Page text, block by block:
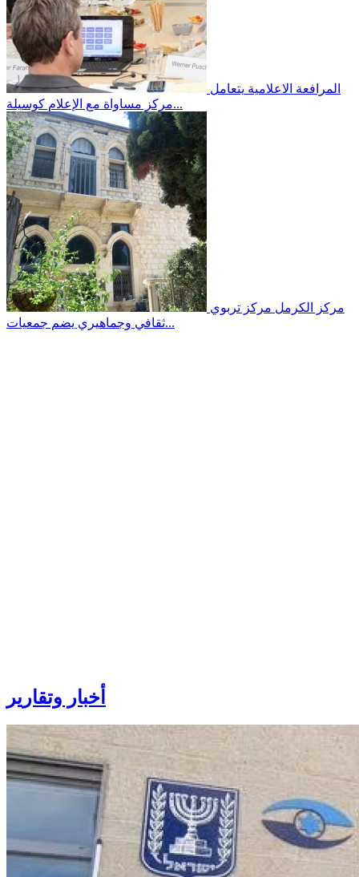
المرافعة الاعلامية يتعامل
مركز مساواة مع الإعلام كوسيلة...
مركز الكرمل مركز تربوي
ثقافي وجماهيري يضم جمعيات...
أخبار وتقارير